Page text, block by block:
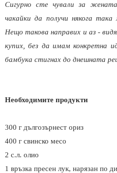
Сигурно сте чували за
чакайки да получи някога
Нещо такова направих и аз -
купих, без да имам конкретна
бамбука стигнах до днешната
Необходимите продукти
300 г дългозърнест ориз
400 г свинско месо
2 с.л. олио
1 връзка пресен лук, нарязан по